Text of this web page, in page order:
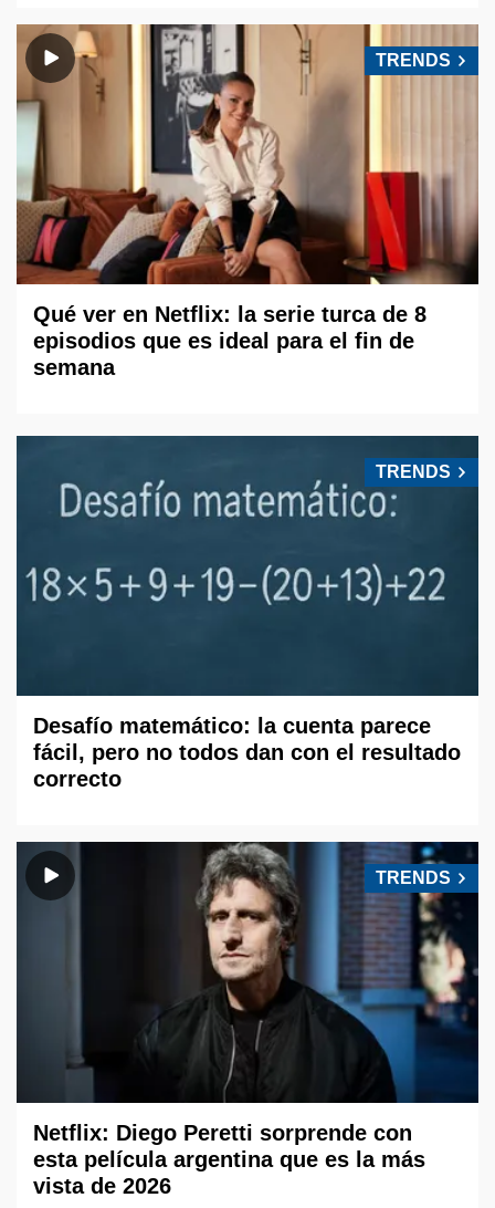
TRENDS
Qué ver en Netflix: la serie turca de 8
episodios que es ideal para el fin de
semana
TRENDS
Desafío matemático: la cuenta parece
fácil, pero no todos dan con el resultado
correcto
TRENDS
Netflix: Diego Peretti sorprende con
esta película argentina que es la más
vista de 2026